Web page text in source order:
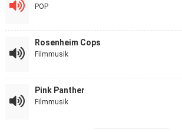
POP
Rosenheim Cops
Filmmusik
Pink Panther
Filmmusik